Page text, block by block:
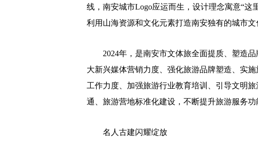
线，南安城市Logo应运而生，设计理念寓意“这
利用山海资源和文化元素打造南安独有的城市
2024年，是南安市文体旅全面提质、塑造品
大新兴媒体营销力度、强化旅游品牌塑造、实
工作力度、加强旅游行业教育培训、引导文明
通、旅游营地标准化建设，不断提升旅游服务功
名人古建闪耀绽放